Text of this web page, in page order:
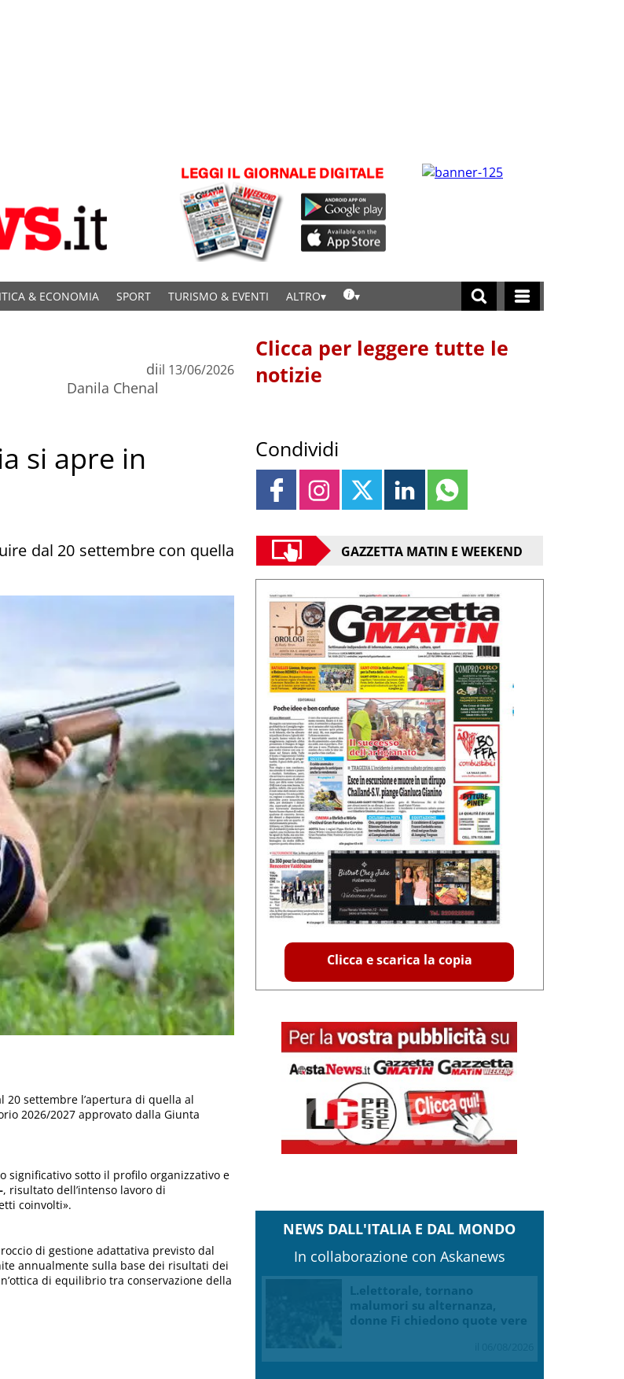
& ECONOMIA SPORT TURISMO & EVENTI ALTRO
di
Danila Chenal
il 13/06/2026
si apre in
dal 20 settembre con quella
20 settembre l’apertura di quella al
2026/2027 approvato dalla Giunta
significativo sotto il profilo organizzativo e
, risultato dell’intenso lavoro di
coinvolti».
di gestione adattativa previsto dal
annualmente sulla base dei risultati dei
di equilibrio tra conservazione della
Clicca per leggere tutte le
notizie
Condividi
GAZZETTA MATIN E WEEKEND
Clicca e scarica la copia
NEWS DALL'ITALIA E DAL MONDO
In collaborazione con Askanews
L.elettorale, tornano
malumori su alternanza,
donne Fi chiedono quote vere